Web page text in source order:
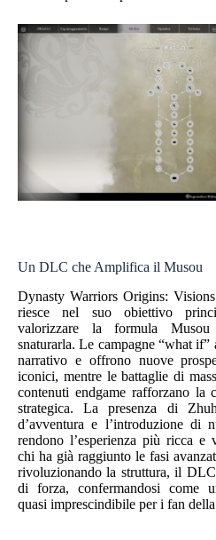
Un DLC che Amplifica il Musou
Dynasty Warriors Origins:
riesce nel suo obiettivo
valorizzare la formula
snaturarla. Le campagne “what if”
narrativo e offrono nuove
iconici, mentre le battaglie di
contenuti endgame rafforzano la
strategica. La presenza di
d’avventura e l’introduzione di
rendono l’esperienza più ricca e
chi ha già raggiunto le fasi
rivoluzionando la struttura, il
di forza, confermandosi come
quasi imprescindibile per i fan della